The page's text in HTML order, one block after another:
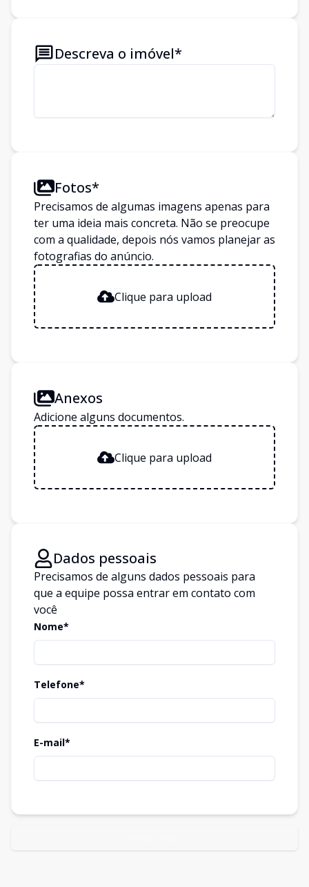
Descreva o imóvel*
Fotos*
Precisamos de algumas imagens apenas para
ter uma ideia mais concreta. Não se preocupe
com a qualidade, depois nós vamos planejar as
fotografias do anúncio.
Clique para upload
Anexos
Adicione alguns documentos.
Clique para upload
Dados pessoais
Precisamos de alguns dados pessoais para
que a equipe possa entrar em contato com
você
Nome*
Telefone*
E-mail*